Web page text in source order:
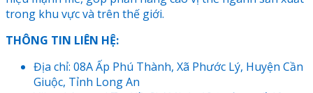
trong khu vực và trên thế giới.
THÔNG TIN LIÊN HỆ:
Địa chỉ: 08A Ấp Phú Thành, Xã Phước Lý, Huyện Cần
Giuộc, Tỉnh Long An